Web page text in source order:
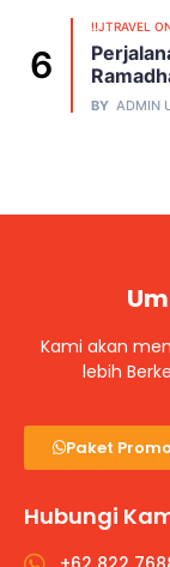
!!JTRAVEL
BY ADMIN
Kami akan
lebih
Paket Promo
Hubungi